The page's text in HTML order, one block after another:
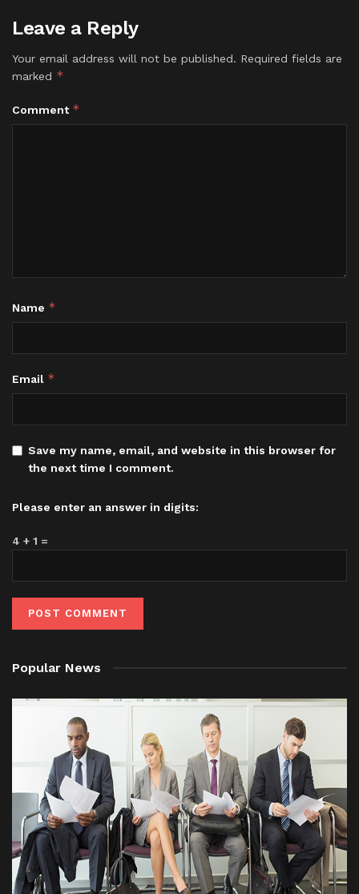
Leave a Reply
Your email address will not be published. Required fields are
marked *
Comment *
Name *
Email *
Save my name, email, and website in this browser for
the next time I comment.
Please enter an answer in digits:
4 + 1 =
Popular News